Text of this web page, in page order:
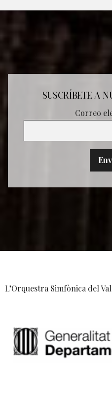
SUSCRÍBETE A
Correo
L’Orquestra Simfònica del